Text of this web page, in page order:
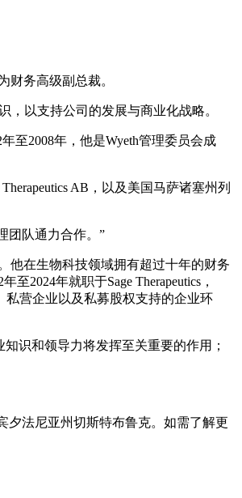
财务高级副总裁。
以支持公司的发展与商业化战略。
至2008年，他是Wyeth管理委员会成
AB，以及美国马萨诸塞州列
团队通力合作。”
他在生物科技领域拥有超过十年的财务
2024年就职于Sage Therapeutics，
私营企业以及私募股权支持的企业环
识和领导力将发挥至关重要的作用；
夕法尼亚州切斯特布鲁克。如需了解更